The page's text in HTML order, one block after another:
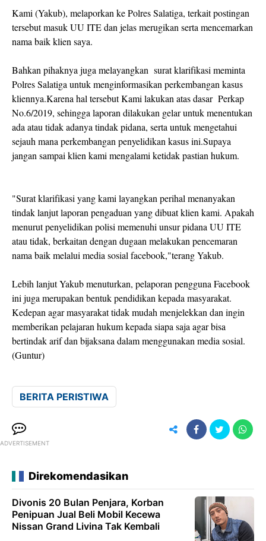
Kami (Yakub), melaporkan ke Polres Salatiga, terkait postingan
tersebut masuk UU ITE dan jelas merugikan serta mencemarkan
nama baik klien saya.
Bahkan pihaknya juga melayangkan surat klarifikasi meminta
Polres Salatiga untuk menginformasikan perkembangan kasus
kliennya.Karena hal tersebut Kami lakukan atas dasar Perkap
No.6/2019, sehingga laporan dilakukan gelar untuk menentukan
ada atau tidak adanya tindak pidana, serta untuk mengetahui
sejauh mana perkembangan penyelidikan kasus ini.Supaya
jangan sampai klien kami mengalami ketidak pastian hukum.
"Surat klarifikasi yang kami layangkan perihal menanyakan
tindak lanjut laporan pengaduan yang dibuat klien kami. Apakah
menurut penyelidikan polisi memenuhi unsur pidana UU ITE
atau tidak, berkaitan dengan dugaan melakukan pencemaran
nama baik melalui media sosial facebook,"terang Yakub.
Lebih lanjut Yakub menuturkan, pelaporan pengguna Facebook
ini juga merupakan bentuk pendidikan kepada masyarakat.
Kedepan agar masyarakat tidak mudah menjelekkan dan ingin
memberikan pelajaran hukum kepada siapa saja agar bisa
bertindak arif dan bijaksana dalam menggunakan media sosial.
(Guntur)
BERITA PERISTIWA
ADVERTISEMENT
Direkomendasikan
Divonis 20 Bulan Penjara, Korban
Penipuan Jual Beli Mobil Kecewa
Nissan Grand Livina Tak Kembali